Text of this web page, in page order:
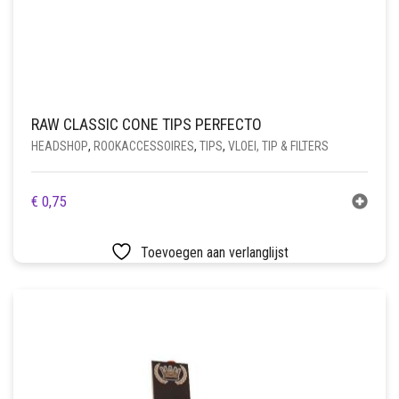
RAW CLASSIC CONE TIPS PERFECTO
HEADSHOP, ROOKACCESSOIRES, TIPS, VLOEI, TIP & FILTERS
€ 0,75
Toevoegen aan verlanglijst